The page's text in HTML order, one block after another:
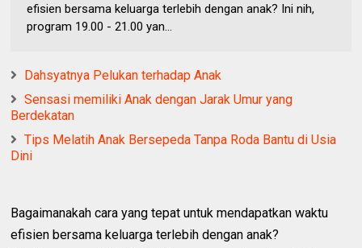
efisien bersama keluarga terlebih dengan anak? Ini nih,
program 19.00 - 21.00 yan...
Dahsyatnya Pelukan terhadap Anak
Sensasi memiliki Anak dengan Jarak Umur yang
Berdekatan
Tips Melatih Anak Bersepeda Tanpa Roda Bantu di Usia
Dini
Bagaimanakah cara yang tepat untuk mendapatkan waktu
efisien bersama keluarga terlebih dengan anak?